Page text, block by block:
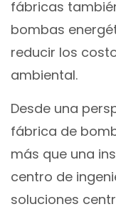
fábricas
bombas
reducir los
ambiental.
Desde una
fábrica de
más que una
centro de
soluciones